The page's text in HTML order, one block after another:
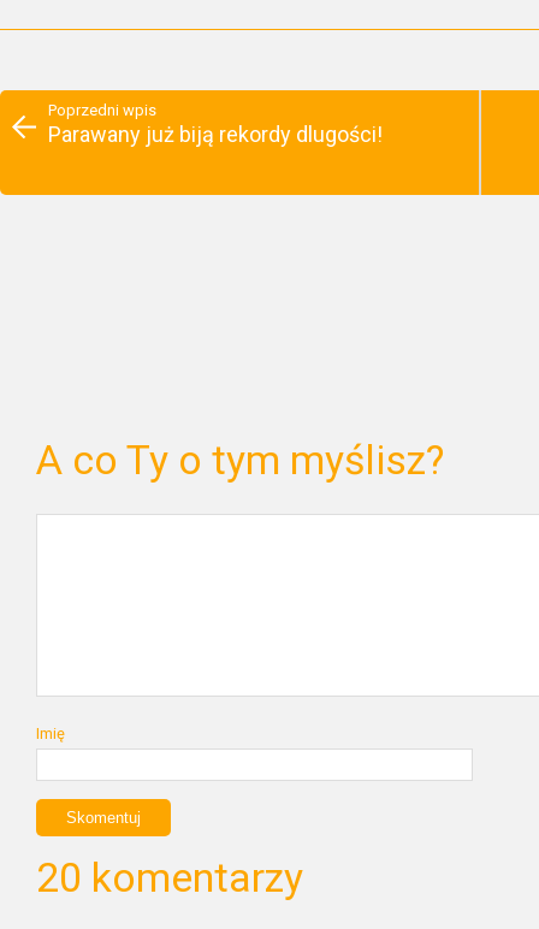
Poprzedni wpis
Parawany już biją rekordy dlugości!
A co Ty o tym myślisz?
Imię
20 komentarzy